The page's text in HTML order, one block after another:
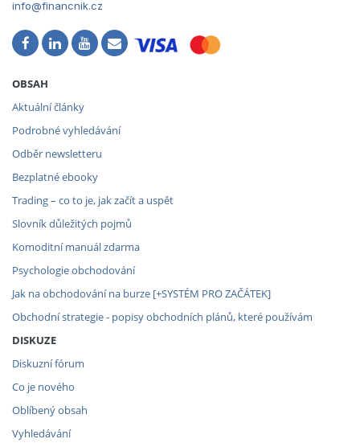
info@financnik.cz
OBSAH
Aktuální články
Podrobné vyhledávání
Odběr newsletteru
Bezplatné ebooky
Trading – co to je, jak začít a uspět
Slovník důležitých pojmů
Komoditní manuál zdarma
Psychologie obchodování
Jak na obchodování na burze [+SYSTÉM PRO ZAČÁTEK]
Obchodní strategie - popisy obchodních plánů, které používám
DISKUZE
Diskuzní fórum
Co je nového
Oblíbený obsah
Vyhledávání